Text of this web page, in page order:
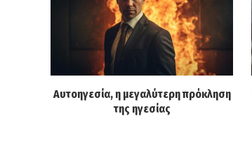
Αυτοηγεσία, η μεγαλύτερη πρόκληση
της ηγεσίας